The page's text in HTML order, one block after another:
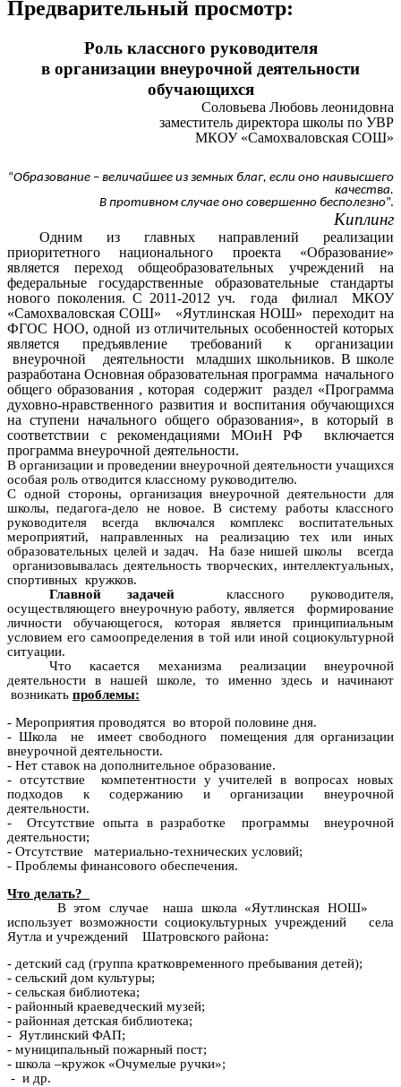
Предварительный просмотр:
Роль классного руководителя
в организации внеурочной деятельности
обучающихся
Соловьева Любовь леонидовна
заместитель директора школы по УВР
МКОУ «Самохваловская СОШ»
“Образование – величайшее из земных благ, если оно наивысшего
качества.
В противном случае оно совершенно бесполезно”.
Киплинг
Одним из главных направлений реализации
приоритетного национального проекта «Образование»
является переход общеобразовательных учреждений на
федеральные государственные образовательные стандарты
нового поколения.С 2011-2012 уч. года филиал МКОУ
«Самохваловская СОШ» «Яутлинская НОШ» переходит на
ФГОС НОО, одной из отличительных особенностей которых
является предъявление требований к организации
внеурочной деятельности младших школьников. В школе
разработана Основная образовательная программа начального
общего образования , которая содержит раздел «Программа
духовно-нравственного развития и воспитания обучающихся
на ступени начального общего образования», в который в
соответствии с рекомендациями МОиН РФ включается
программа внеурочной деятельности.
В организации и проведении внеурочной деятельности учащихся
особая роль отводится классному руководителю.
С одной стороны, организация внеурочной деятельности для
школы, педагога-дело не новое. В систему работы классного
руководителя всегда включался комплекс воспитательных
мероприятий, направленных на реализацию тех или иных
образовательных целей и задач. На базе нишей школы всегда
организовывалась деятельность творческих, интеллектуальных,
спортивных кружков.
Главной задачей классного руководителя,
осуществляющего внеурочную работу, является формирование
личности обучающегося, которая является принципиальным
условием его самоопределения в той или иной социокультурной
ситуации.
Что касается механизма реализации внеурочной
деятельности в нашей школе, то именно здесь и начинают
возникать проблемы:
- Мероприятия проводятся во второй половине дня.
- Школа не имеет свободного помещения для организации
внеурочной деятельности.
- Нет ставок на дополнительное образование.
- отсутствие компетентности у учителей в вопросах новых
подходов к содержанию и организации внеурочной
деятельности.
- Отсутствие опыта в разработке программы внеурочной
деятельности;
- Отсутствие материально-технических условий;
- Проблемы финансового обеспечения.
Что делать?
В этом случае наша школа «Яутлинская НОШ»
использует возможности социокультурных учреждений села
Яутла и учреждений Шатровского района:
- детский сад (группа кратковременного пребывания детей);
- сельский дом культуры;
- сельская библиотека;
- районный краеведческий музей;
- районная детская библиотека;
- Яутлинский ФАП;
- муниципальный пожарный пост;
- школа –кружок «Очумелые ручки»;
- и др.